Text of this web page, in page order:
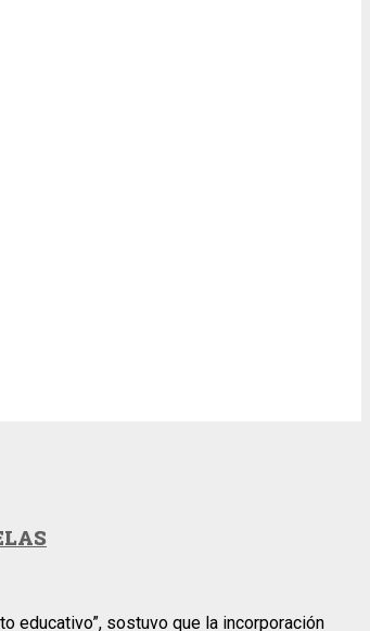
educativo”, sostuvo que la incorporación